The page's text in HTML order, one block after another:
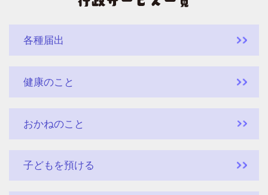
各種届出
健康のこと
おかねのこと
子どもを預ける